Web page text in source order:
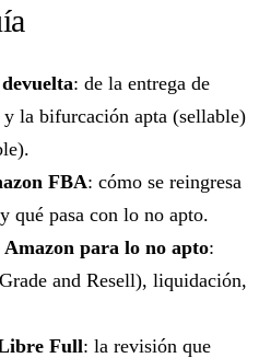
: de la entrega de
la bifurcación apta (sellable)
FBA: cómo se reingresa
qué pasa con lo no apto.
para lo no apto:
and Resell), liquidación,
Full: la revisión que